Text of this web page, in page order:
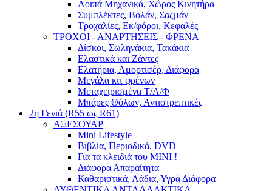
Λοιπά Μηχανικά, Χώρος Κινητήρα
Συμπλέκτες, Βολάν, Σαζμάν
Τροχαλίες, Εκ/φόροι, Κεφαλές
ΤΡΟΧΟΙ - ΑΝΑΡΤΗΣΕΙΣ - ΦΡΕΝΑ
Δίσκοι, Σωληνάκια, Τακάκια
Ελαστικά και Ζάντες
Ελατήρια, Αμορτισέρ, Διάφορα
Μεγάλα κιτ φρένων
Μεταχειρισμένα Τ/Α/Φ
Μπάρες Θόλων, Αντιστρεπτικές
2η Γενιά (R55 ως R61)
ΑΞΕΣΟΥΑΡ
Mini Lifestyle
Βιβλία, Περιοδικά, DVD
Για τα κλειδιά του MINI !
Διάφορα Απαραίτητα
Καθαριστικά, Λάδια, Υγρά Διάφορα